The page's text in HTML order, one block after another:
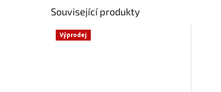
Související produkty
Výprodej